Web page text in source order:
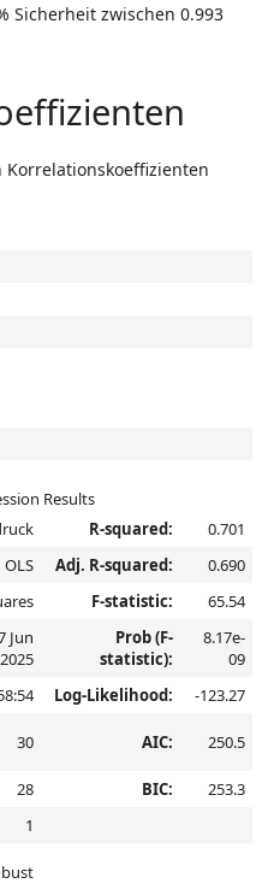
Sicherheit zwischen 0.993
Results
R-squared:
0.701
OLS Adj. R-squared:
0.690
F-statistic: 65.54
Jun
2025
Prob (F-
statistic):
8.17e-
09
Log-Likelihood:
-123.27
30 AIC: 250.5
28 BIC:
253.3
1